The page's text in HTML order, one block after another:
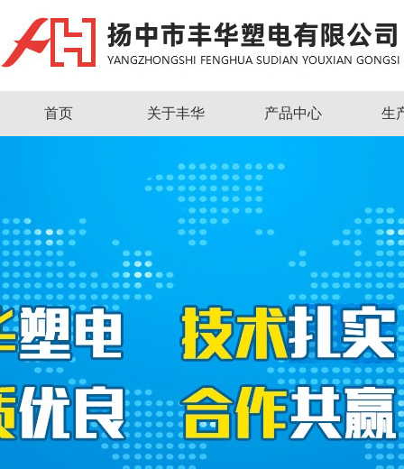
首页 关于丰华 产品中心 生